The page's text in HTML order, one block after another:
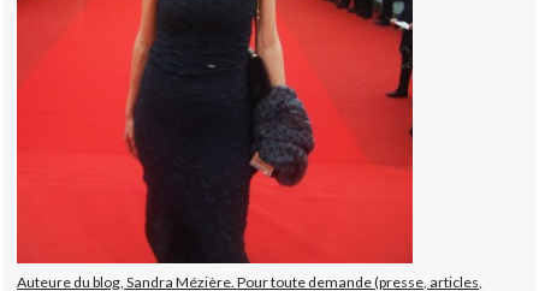
Auteure du blog, Sandra Mézière. Pour toute demande (presse, articles,